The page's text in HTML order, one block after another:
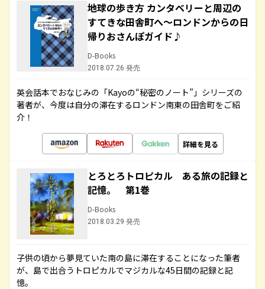
地球の歩き方 カンタベリーと周辺の
すてきな田舎町へ～ロンドンからの日
帰りおさんぽガイド♪
D-Books
2018.07.26 発売
英会話本でおなじみの「Kayoの“秘密のノート”」シリーズの
著者が、今度は自分の滞在するロンドン南東の田舎町をご紹
介！
詳細を見る
とろとろトロピカル ある旅の記録と
記憶。 第1巻
D-Books
2018.03.29 発売
子供の頃から夢見ていた南の島に滞在することになった筆者
が、島で出合うトロピカルでマジカルな45日間の記録と記
憶。